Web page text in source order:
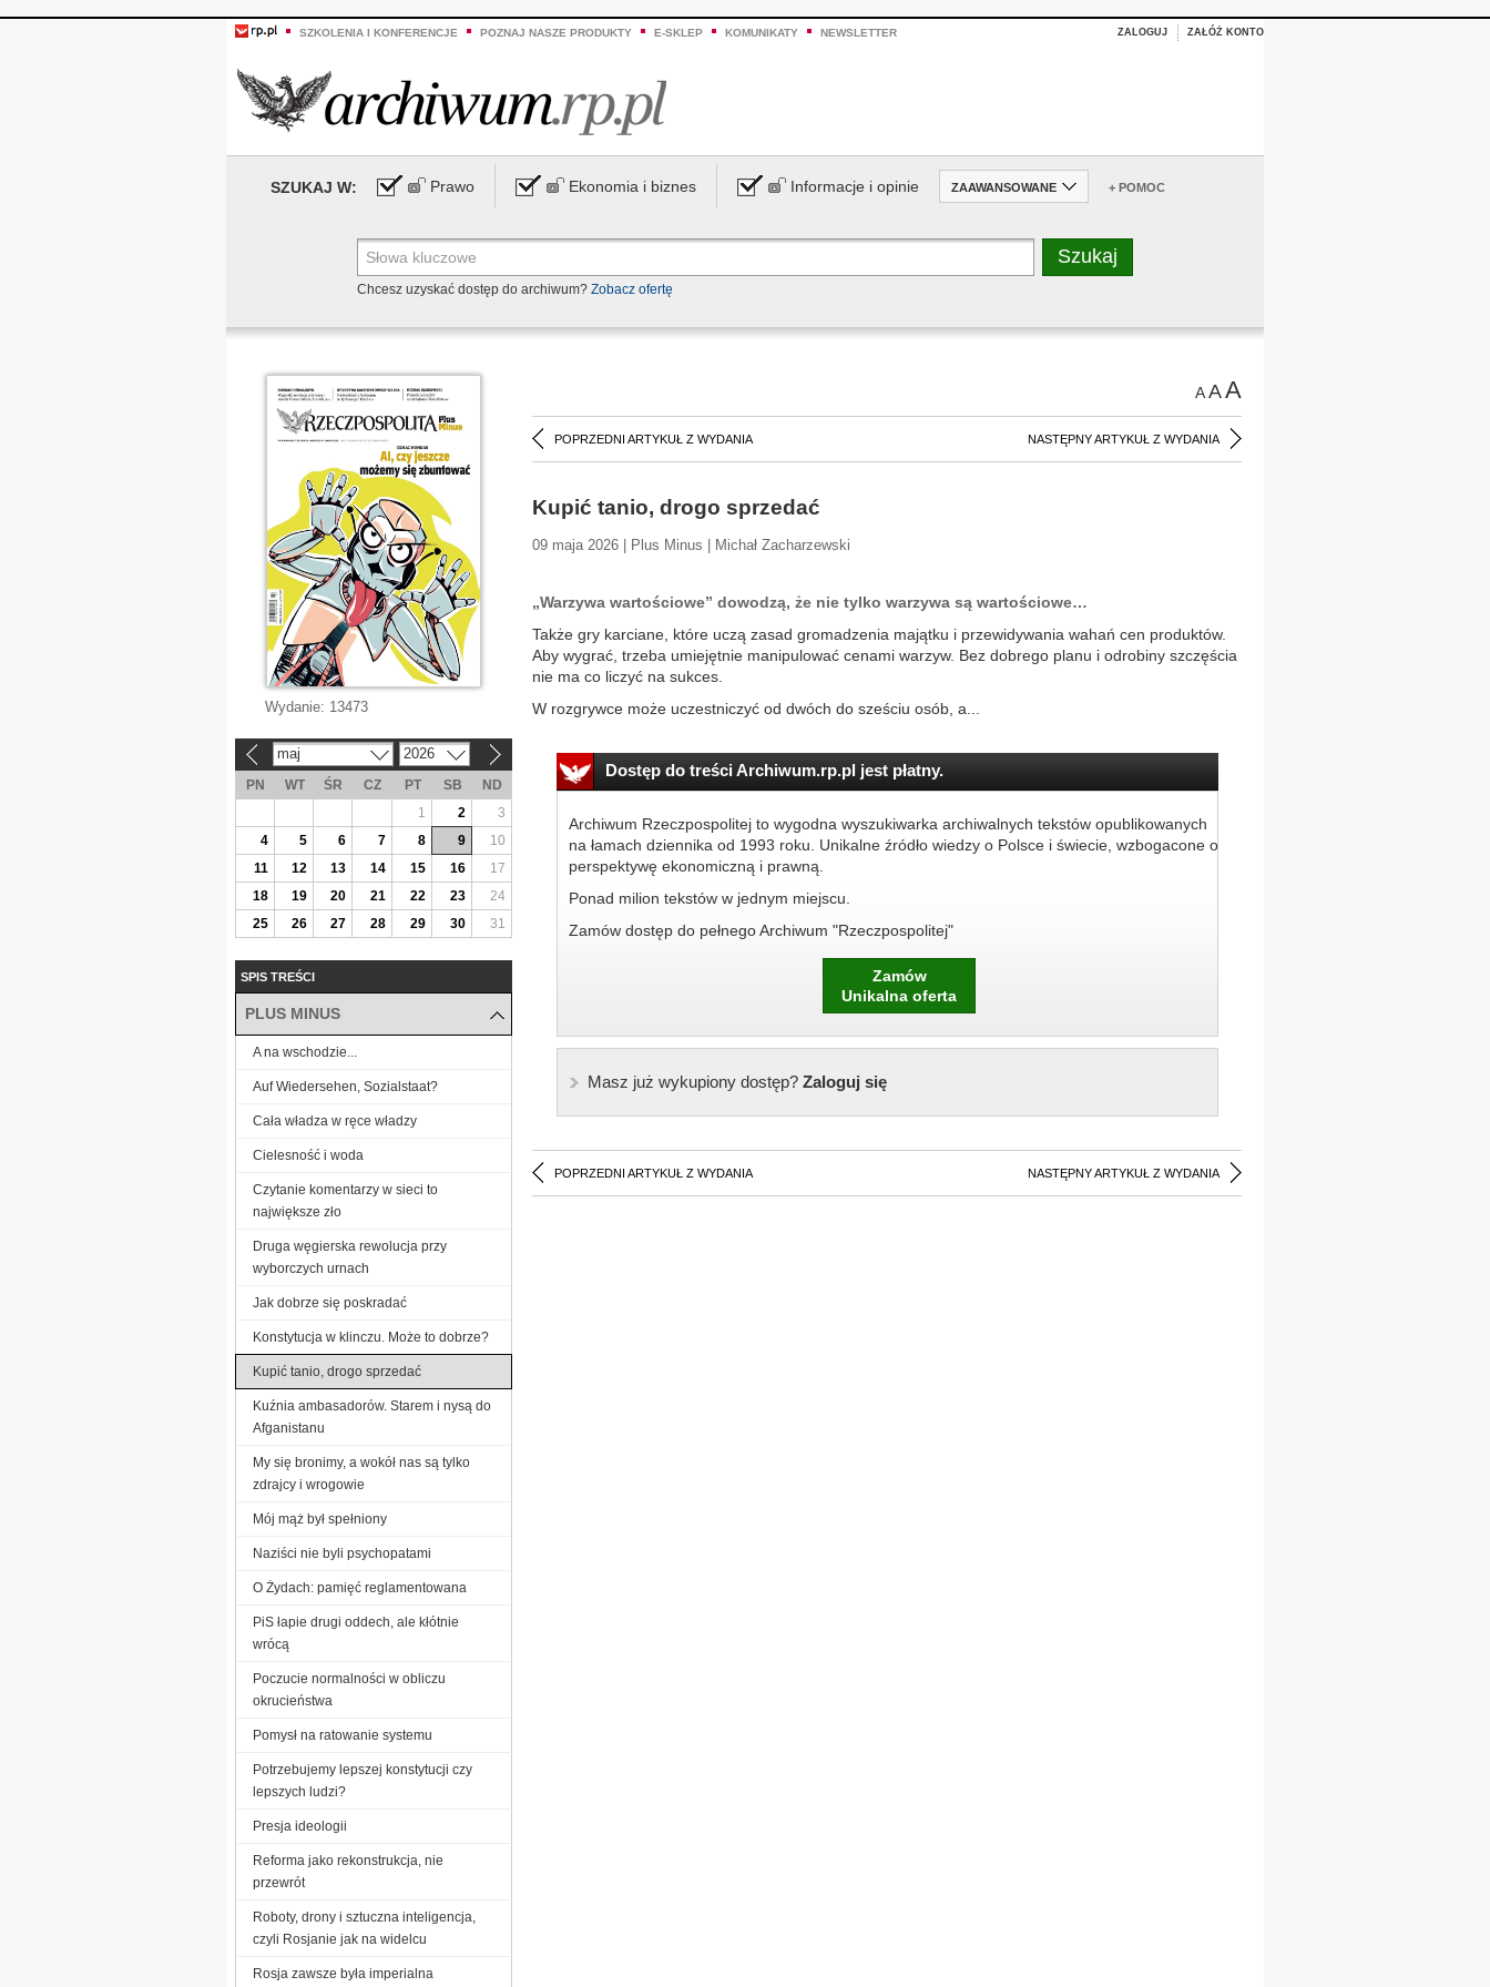
SZKOLENIA I KONFERENCJE POZNAJ NASZE PRODUKTY E-SKLEP KOMUNIKATY NEWSLETTER ZALOGUJ ZAŁÓŻ KONTO
SZUKAJ W: Prawo Ekonomia i biznes Informacje i opinie ZAAWANSOWANE + POMOC
Chcesz uzyskać dostęp do archiwum? Zobacz ofertę
AAA
POPRZEDNI ARTYKUŁ Z WYDANIA NASTĘPNY ARTYKUŁ Z WYDANIA
Kupić tanio, drogo sprzedać
09 maja 2026 | Plus Minus | Michał Zacharzewski
„Warzywa wartościowe” dowodzą, że nie tylko warzywa są wartościowe…
Także gry karciane, które uczą zasad gromadzenia majątku i przewidywania wahań cen produktów.
Aby wygrać, trzeba umiejętnie manipulować cenami warzyw. Bez dobrego planu i odrobiny szczęścia
nie ma co liczyć na sukces.
W rozgrywce może uczestniczyć od dwóch do sześciu osób, a...
Dostęp do treści Archiwum.rp.pl jest płatny.
Archiwum Rzeczpospolitej to wygodna wyszukiwarka archiwalnych tekstów opublikowanych
na łamach dziennika od 1993 roku. Unikalne źródło wiedzy o Polsce i świecie, wzbogacone o
perspektywę ekonomiczną i prawną.
Ponad milion tekstów w jednym miejscu.
Zamów dostęp do pełnego Archiwum "Rzeczpospolitej"
Zamów
Unikalna oferta
Masz już wykupiony dostęp?Zaloguj się
POPRZEDNI ARTYKUŁ Z WYDANIA NASTĘPNY ARTYKUŁ Z WYDANIA
Wydanie: 13473
maj 2026
PN WT ŚR CZ PT SB
ND
1
2
3
4
5 6 7 8 9
10
11
12 13 14 15 16
17
18
19 20 21 22 23
24
25
26 27 28 29 30 31
SPIS TREŚCI
PLUS MINUS
A na wschodzie...
Auf Wiedersehen, Sozialstaat?
Cała władza w ręce władzy
Cielesność i woda
Czytanie komentarzy w sieci to
największe zło
Druga węgierska rewolucja przy
wyborczych urnach
Jak dobrze się poskradać
Konstytucja w klinczu. Może to dobrze?
Kupić tanio, drogo sprzedać
Kuźnia ambasadorów. Starem i nysą do
Afganistanu
My się bronimy, a wokół nas są tylko
zdrajcy i wrogowie
Mój mąż był spełniony
Naziści nie byli psychopatami
O Żydach: pamięć reglamentowana
PiS łapie drugi oddech, ale kłótnie
wrócą
Poczucie normalności w obliczu
okrucieństwa
Pomysł na ratowanie systemu
Potrzebujemy lepszej konstytucji czy
lepszych ludzi?
Presja ideologii
Reforma jako rekonstrukcja, nie
przewrót
Roboty, drony i sztuczna inteligencja,
czyli Rosjanie jak na widelcu
Rosja zawsze była imperialna